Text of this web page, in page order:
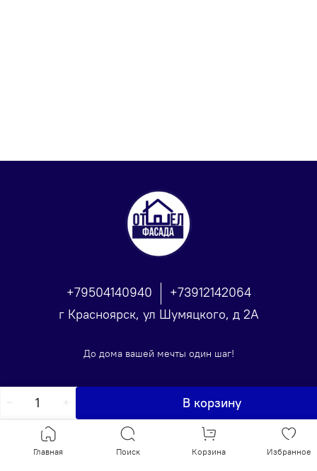
В корзину
+79504140940
+73912142064
г Красноярск, ул Шумяцкого, д 2А
До дома вашей мечты один шаг!
Главная Поиск Корзина Избранное